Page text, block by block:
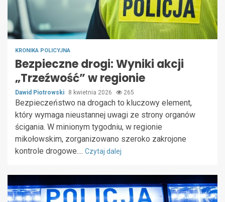
KRONIKA POLICYJNA
Bezpieczne drogi: Wyniki akcji
„Trzeźwość” w regionie
Dawid Piotrowski 8 kwietnia 2026 265
Bezpieczeństwo na drogach to kluczowy element,
który wymaga nieustannej uwagi ze strony organów
ścigania. W minionym tygodniu, w regionie
mikołowskim, zorganizowano szeroko zakrojone
kontrole drogowe.... Czytaj dalej